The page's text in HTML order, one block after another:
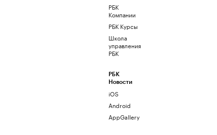
РБК
Компании
РБК Курсы
Школа
управления
РБК
РБК
Новости
iOS
Android
AppGallery